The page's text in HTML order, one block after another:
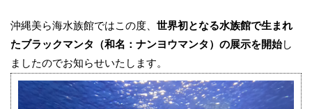
沖縄美ら海水族館ではこの度、 世界初となる水族館で生まれ
たブラックマンタ（和名：ナンヨウマンタ）の展示を開始し
ましたのでお知らせいたします。